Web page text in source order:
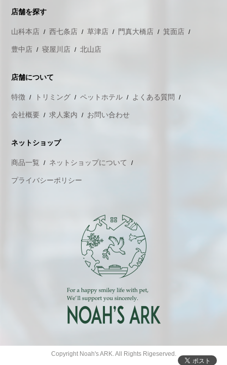
店舗を探す
山科本店 西七条店 草津店 門真大橋店 箕面店
豊中店 寝屋川店 北山店
店舗について
特徴 トリミング ペットホテル よくある質問
会社概要 求人案内 お問い合わせ
ネットショップ
商品一覧 ネットショップについて
プライバシーポリシー
Copyright Noah's ARK. All Rights Rigeserved.